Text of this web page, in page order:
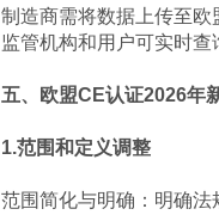
制造商需将数据上传至
监管机构和用户可实时
五、欧盟CE认证2026年
1.范围和定义调整
范围简化与明确：明确